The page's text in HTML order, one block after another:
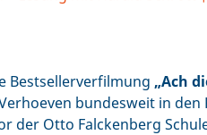
Bestsellerverfilmung „Ach
bundesweit in den
der Otto Falckenberg